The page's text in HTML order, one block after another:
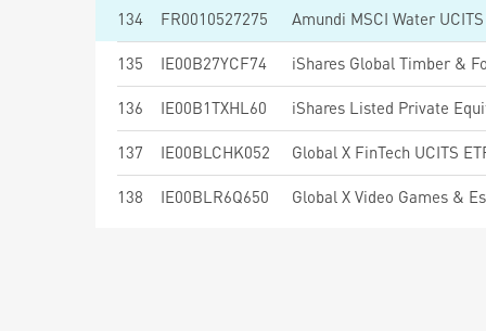
134 FR0010527275 Amundi MSCI Water
135 IE00B27YCF74 iShares Global Timber &
136 IE00B1TXHL60 iShares Listed Private
137 IE00BLCHK052 Global X FinTech UCITS
138 IE00BLR6Q650 Global X Video Games &